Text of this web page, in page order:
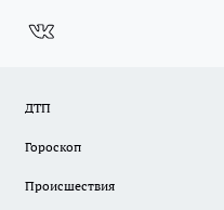
ДТП
Гороскоп
Происшествия